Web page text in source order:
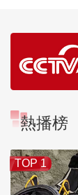
熱播榜
TOP 1